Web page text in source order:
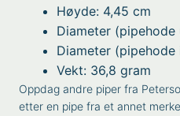
Høyde: 4,45 cm
Diameter
Diameter (pipehode
Vekt: 36,8 gram
Oppdag andre piper fra
etter en pipe fra et annet